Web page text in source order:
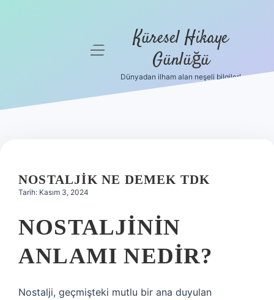
Hakkımızda
menüyü
Küresel Hikaye
Günlüğü
Dünyadan ilham alan neşeli bilgiler!
NOSTALJIK NE DEMEK TDK
Tarih: Kasım 3, 2024
NOSTALJININ
ANLAMI NEDIR?
Nostalji, geçmişteki mutlu bir ana duyulan